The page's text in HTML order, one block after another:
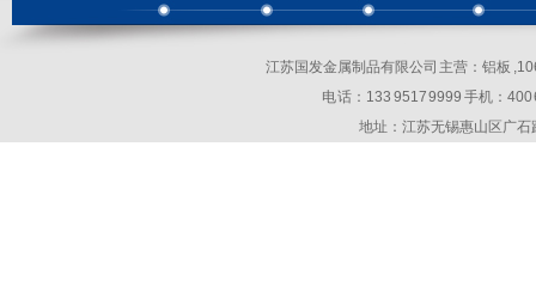
江苏国发金属制品有限公司 主营：铝板
电 话：133 9517 9999 手机：
地址：江苏无锡惠山区广